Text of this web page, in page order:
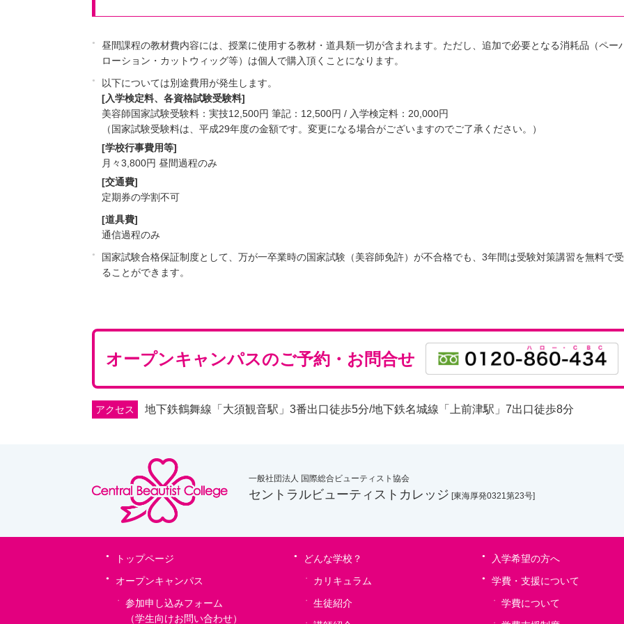
昼間課程の教材費内容には、授業に使用する教材・道具類一切が含まれます。ただし、追加で必要となる消耗品（ペー
ローション・カットウィッグ等）は個人で購入頂くことになります。
以下については別途費用が発生します。
[入学検定料、各資格試験受験料]
美容師国家試験受験料：実技12,500円 筆記：12,500円 / 入学検定料：20,000円
（国家試験受験料は、平成29年度の金額です。変更になる場合がございますのでご了承ください。）
[学校行事費用等]
月々3,800円 昼間過程のみ
[交通費]
定期券の学割不可
[道具費]
通信過程のみ
国家試験合格保証制度として、万が一卒業時の国家試験（美容師免許）が不合格でも、3年間は受験対策講習を無料で
ることができます。
オープンキャンパスのご予約・お問合せ
アクセス 地下鉄鶴舞線「大須観音駅」3番出口徒歩5分/地下鉄名城線「上前津駅」7出口徒歩8分
一般社団法人 国際総合ビューティスト協会
セントラルビューティストカレッジ [東海厚発0321第23号]
トップページ
オープンキャンパス
参加申し込みフォーム
（学生向けお問い合わせ）
どんな学校？
カリキュラム
生徒紹介
入学希望の方へ
学費・支援について
学費について